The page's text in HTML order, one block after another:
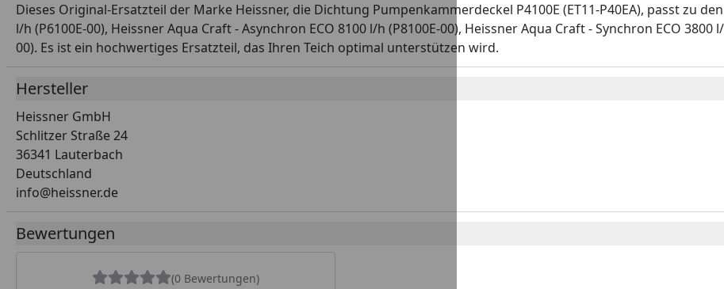
Dieses Original-Ersatzteil der Marke Heissner, die Dichtung Pumpenkammerdeckel P4100E (ET11-P40EA), passt zu
l/h (P6100E-00), Heissner Aqua Craft - Asynchron ECO 8100 l/h (P8100E-00), Heissner Aqua Craft - Synchron ECO
00). Es ist ein hochwertiges Ersatzteil, das Ihren Teich optimal unterstützen wird.
Hersteller
Heissner GmbH
Schlitzer Straße 24
36341 Lauterbach
Deutschland
info@heissner.de
Bewertungen
(0 Bewertungen)